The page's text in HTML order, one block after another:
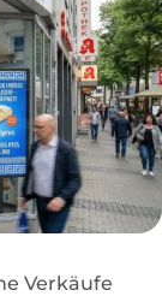
Verkäufe